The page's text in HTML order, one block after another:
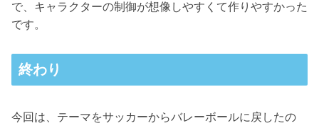
で、キャラクターの制御が想像しやすくて作りやすかった
です。
終わり
今回は、テーマをサッカーからバレーボールに戻したの